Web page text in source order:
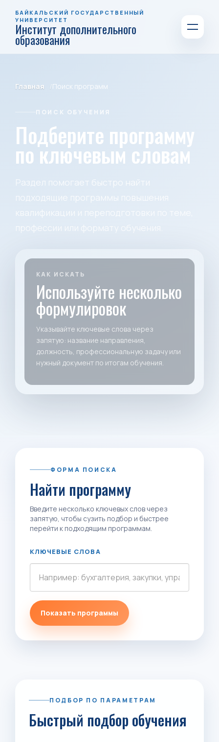
БАЙКАЛЬСКИЙ ГОСУДАРСТВЕННЫЙ
УНИВЕРСИТЕТ
Институт дополнительного
образования
Главная Поиск программ
ПОИСК ОБУЧЕНИЯ
Подберите программу
по ключевым словам
Раздел помогает быстро найти
подходящие программы повышения
квалификации и переподготовки по теме,
профессии или формату обучения.
КАК ИСКАТЬ
Используйте несколько
формулировок
Указывайте ключевые слова через
запятую: название направления,
должность, профессиональную задачу или
нужный документ по итогам обучения.
ФОРМА ПОИСКА
Найти программу
Введите несколько ключевых слов через
запятую, чтобы сузить подбор и быстрее
перейти к подходящим программам.
КЛЮЧЕВЫЕ СЛОВА
ПОДБОР ПО ПАРАМЕТРАМ
Быстрый подбор обучения